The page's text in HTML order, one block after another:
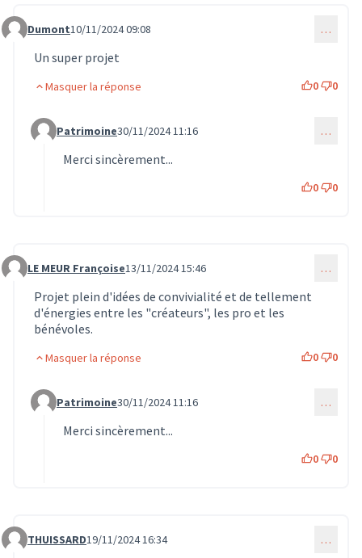
Commentaire 1113
Dumont10/11/2024 09:08 …
Un super projet
Masquer la réponse 0 0
Commentaire 1483 (réponse au commentaire 1113)
Patrimoine30/11/2024 11:16 …
Merci sincèrement...
0 0
Commentaire 1159
LE MEUR Françoise13/11/2024 15:46 …
Projet plein d'idées de convivialité et de tellement
d'énergies entre les "créateurs", les pro et les
bénévoles.
Masquer la réponse 0 0
Commentaire 1484 (réponse au commentaire 1159)
Patrimoine30/11/2024 11:16 …
Merci sincèrement...
0 0
Commentaire 1251
THUISSARD19/11/2024 16:34 …